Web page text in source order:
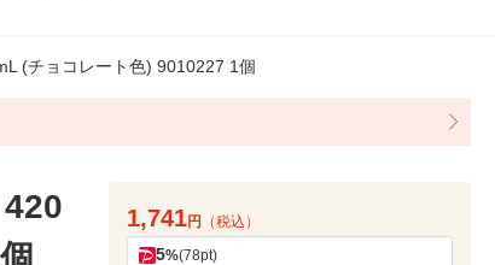
(チョコレート色) 9010227 1個
1,741円 （税込）
5%(78pt)